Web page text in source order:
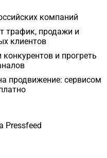
компаний
трафик, продажи и
клиентов
и прогреть
продвижение: сервисом
Pressfeed